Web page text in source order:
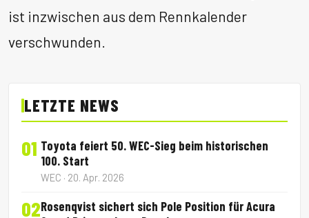
ist inzwischen aus dem Rennkalender
verschwunden.
LETZTE NEWS
01 Toyota feiert 50. WEC-Sieg beim historischen
100. Start
WEC · 20. Apr. 2026
02Rosenqvist sichert sich Pole Position für Acura